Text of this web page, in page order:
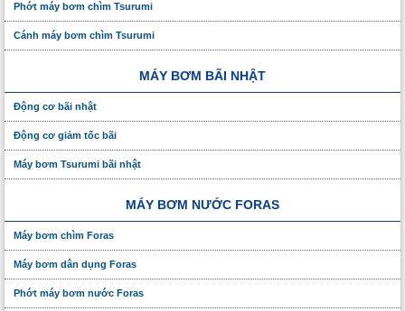
Phớt máy bơm chìm Tsurumi
Cánh máy bơm chìm Tsurumi
MÁY BƠM BÃI NHẬT
Động cơ bãi nhật
Động cơ giảm tốc bãi
Máy bơm Tsurumi bãi nhật
MÁY BƠM NƯỚC FORAS
Máy bơm chìm Foras
Máy bơm dân dụng Foras
Phớt máy bơm nước Foras